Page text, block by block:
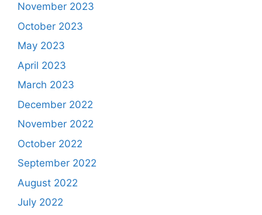
November 2023
October 2023
May 2023
April 2023
March 2023
December 2022
November 2022
October 2022
September 2022
August 2022
July 2022